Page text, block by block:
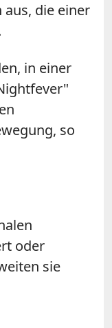
die einer
in einer
so
oder
sie